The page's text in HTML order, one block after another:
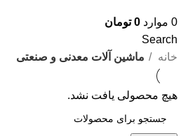
0 موارد 0 تومان
Search
خانه
ماشین آلات معدنی و صنعتی
هیچ محصولی یافت نشد.